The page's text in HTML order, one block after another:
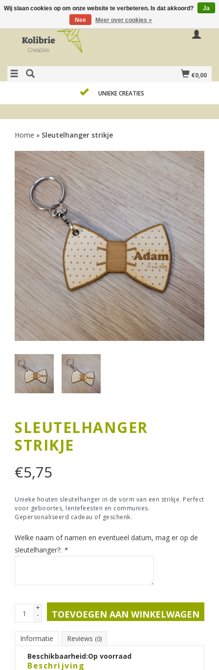
€0,00
UNIEKE CREATIES
Home » Sleutelhanger strikje
SLEUTELHANGER
STRIKJE
€5,75
Unieke houten sleutelhanger in de vorm van een strikje. Perfect
voor geboortes, lentefeesten en communies.
Gepersonaliseerd cadeau of geschenk.
Welke naam of namen en eventueel datum, mag er op de
sleutelhanger?: *
+
- TOEVOEGEN AAN WINKELWAGEN
Informatie Reviews (0)
Beschikbaarheid:Op voorraad
Beschrijving
Wij slaan cookies op om onze website te verbeteren. Is dat akkoord?
Ja
Nee
Meer over cookies »